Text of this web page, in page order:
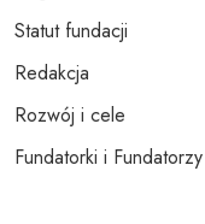
Statut fundacji
Redakcja
Rozwój i cele
Fundatorki i Fundatorzy